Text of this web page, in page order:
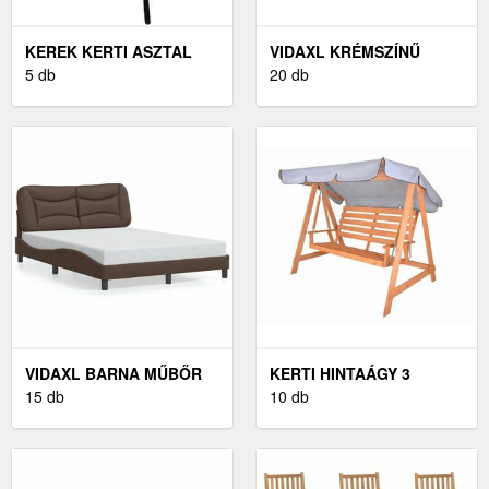
KEREK KERTI ASZTAL
ÜVEGLAPPAL ISLAND 60
5 db
VIDAXL KRÉMSZÍNŰ
SZÖVET ÁGYKERET 160 X
20 db
VIDAXL BARNA MŰBŐR
ÁGYKERET 140 X 200 CM
15 db
KERTI HINTAÁGY 3
SZEMÉLYES - SZÜRKE
10 db